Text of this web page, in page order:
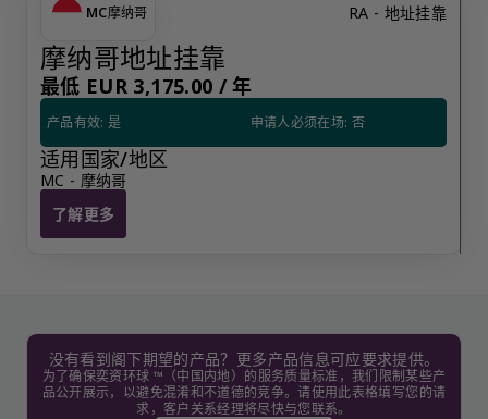
MC摩纳哥 RA - 地址挂靠
摩纳哥地址挂靠
最低 EUR 3,175.00 /年
产品有效: 是 申请人必须在场: 否
适用国家/地区
MC - 摩纳哥
了解更多
摩纳哥地址挂靠
没有看到阁下期望的产品？更多产品信息可应要求提供。
为了确保奕资环球 ™（中国内地）的服务质量标准，我们限制某些产
品公开展示，以避免混淆和不道德的竞争。请使用此表格填写您的请
求，客户关系经理将尽快与您联系。